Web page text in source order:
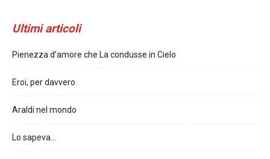
Ultimi articoli
Pienezza d’amore che La condusse in Cielo
Eroi, per davvero
Araldi nel mondo
Lo sapeva…